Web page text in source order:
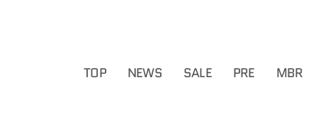
TOP NEWS SALE PRE MBR